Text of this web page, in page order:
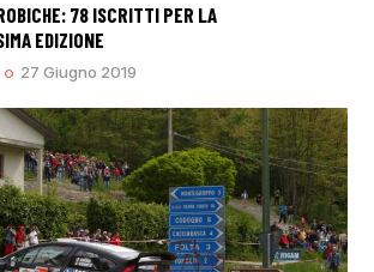
78 ISCRITTI PER LA
EDIZIONE
27 Giugno 2019